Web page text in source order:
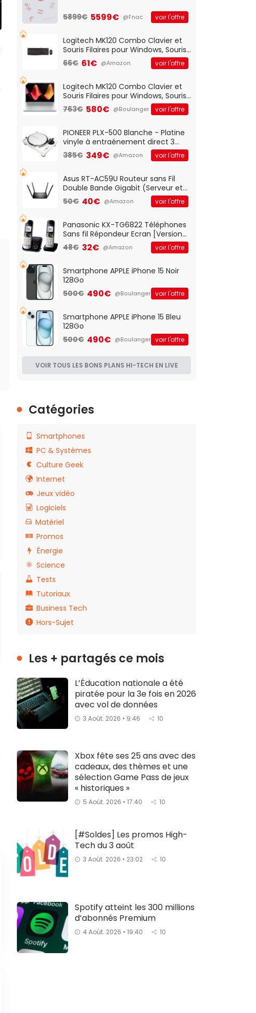
5899€ 5599€ @Fnac voir l'offre
Logitech MK120 Combo Clavier et
Souris Filaires pour Windows, Souris
Optique Filaire, Connexion USB Plug
And Play, Confortable, Taille
QWERTY UK - Noir
66€ 61€ @Amazon voir l'offre
Logitech MK120 Combo Clavier et
Souris Filaires pour Windows, Souris
Optique Filaire, Connexion USB Plug
And Play, Confortable, Taille
QWERTY UK - Noir
763€ 580€ @Boulanger voir l'offre
PIONEER PLX-500 Blanche - Platine
vinyle à entraénement direct 3
vitesses (33-45-78 trs/min) avec
pre-ampli intégré et port USB
385€ 349€ @Amazon voir l'offre
Asus RT-AC59U Routeur sans Fil
Double Bande Gigabit (Serveur et
Client VPN, Triple Vlan, Mode Point
d'accès et Bridge, contrôle
50€ 40€ @Amazon voir l'offre
Panasonic KX-TG6822 Téléphones
Sans fil Répondeur Ecran [Version
Française]
48€ 32€ @Amazon voir l'offre
Smartphone APPLE iPhone 15 Noir
128Go
500€ 490€ @Boulanger voir l'offre
Smartphone APPLE iPhone 15 Bleu
128Go
500€ 490€ @Boulanger voir l'offre
VOIR TOUS LES BONS PLANS HI-TECH EN LIVE
Catégories
Smartphones
PC & Systèmes
Culture Geek
Internet
Jeux vidéo
Logiciels
Matériel
Promos
Énergie
Science
Tests
Tutoriaux
Business Tech
Hors-Sujet
Les + partagés ce mois
L’Éducation nationale a été
piratée pour la 3e fois en 2026
avec vol de données
3 Août. 2026 • 9:46 10
Xbox fête ses 25 ans avec des
cadeaux, des thèmes et une
sélection Game Pass de jeux
« historiques »
5 Août. 2026 • 17:40 10
[#Soldes] Les promos High-
Tech du 3 août
3 Août. 2026 • 23:02 10
Spotify atteint les 300 millions
d’abonnés Premium
4 Août. 2026 • 19:40 10